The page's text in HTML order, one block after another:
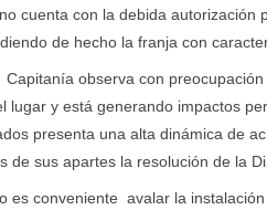
cuenta con la debida
de hecho la franja con
observa con
lugar y está generando impactos
presenta una alta dinámica de
de sus apartes la resolución de la
es conveniente avalar la